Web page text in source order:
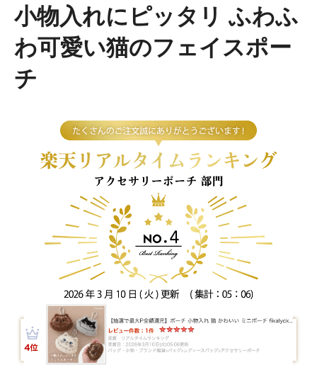
小物入れにピッタリ ふわふ
わ可愛い猫のフェイスポー
チ